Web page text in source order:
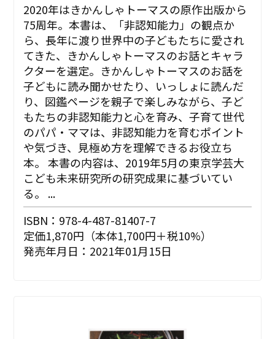
2020年はきかんしゃトーマスの原作出版から
75周年。本書は、「非認知能力」の観点か
ら、長年に渡り世界中の子どもたちに愛され
てきた、きかんしゃトーマスのお話とキャラ
クターを選定。きかんしゃトーマスのお話を
子どもに読み聞かせたり、いっしょに読んだ
り、図鑑ページを親子で楽しみながら、子ど
もたちの非認知能力と心を育み、子育て世代
のパパ・ママは、非認知能力を育むポイント
や気づき、見極め方を理解できるお役立ち
本。 本書の内容は、2019年5月の東京学芸大
こども未来研究所の研究成果に基づいてい
る。 ...
ISBN：978-4-487-81407-7
定価1,870円（本体1,700円＋税10%）
発売年月日：2021年01月15日